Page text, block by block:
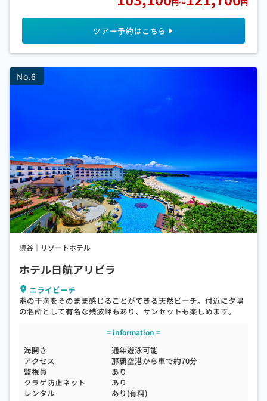
読谷｜リゾートホテル
ホテル日航アリビラ
ニライビーチ
潮の干満をそのまま感じることができる天然ビーチ。付近に夕陽
の名所として有名な残波岬もあり、サンセットも楽しめます。
海開き
通年遊泳可能
アクセス
那覇空港から車で約70分
監視員
あり
クラゲ防止ネット
あり
レンタル
あり(有料)